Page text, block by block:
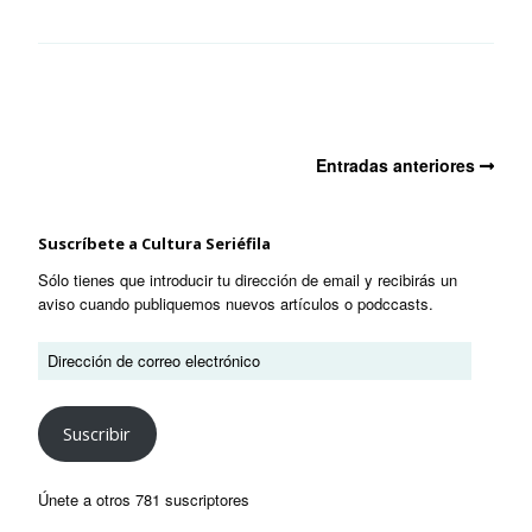
Entradas anteriores
Suscríbete a Cultura Seriéfila
Sólo tienes que introducir tu dirección de email y recibirás un
aviso cuando publiquemos nuevos artículos o podccasts.
Suscribir
Únete a otros 781 suscriptores